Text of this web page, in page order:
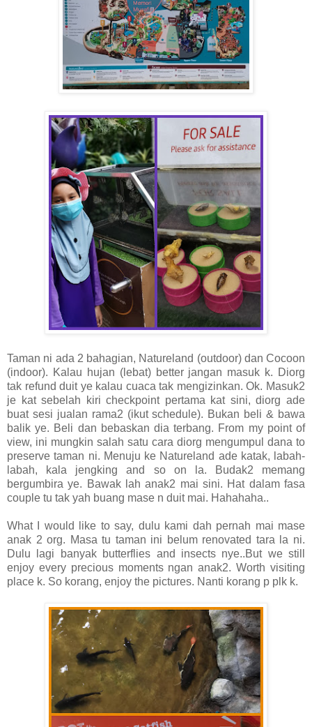
Taman ni ada 2 bahagian, Natureland (outdoor) dan Cocoon
(indoor). Kalau hujan (lebat) better jangan masuk k. Diorg
tak refund duit ye kalau cuaca tak mengizinkan. Ok. Masuk2
je kat sebelah kiri checkpoint pertama kat sini, diorg ade
buat sesi jualan rama2 (ikut schedule). Bukan beli & bawa
balik ye. Beli dan bebaskan dia terbang. From my point of
view, ini mungkin salah satu cara diorg mengumpul dana to
preserve taman ni. Menuju ke Natureland ade katak, labah-
labah, kala jengking and so on la. Budak2 memang
bergumbira ye. Bawak lah anak2 mai sini. Hat dalam fasa
couple tu tak yah buang mase n duit mai. Hahahaha..
What I would like to say, dulu kami dah pernah mai mase
anak 2 org. Masa tu taman ini belum renovated tara la ni.
Dulu lagi banyak butterflies and insects nye..But we still
enjoy every precious moments ngan anak2. Worth visiting
place k. So korang, enjoy the pictures. Nanti korang p plk k.